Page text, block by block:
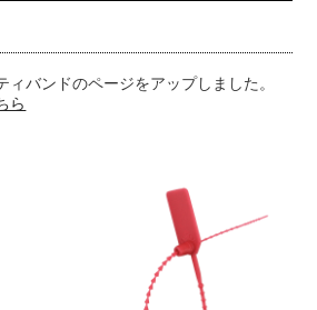
ィバンドのページをアップしました。
ら